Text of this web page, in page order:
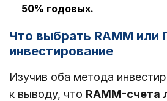
50% годовых.
Что выбрать RAMM
инвестирование
Изучив оба метода
к выводу, что RAMM-счета